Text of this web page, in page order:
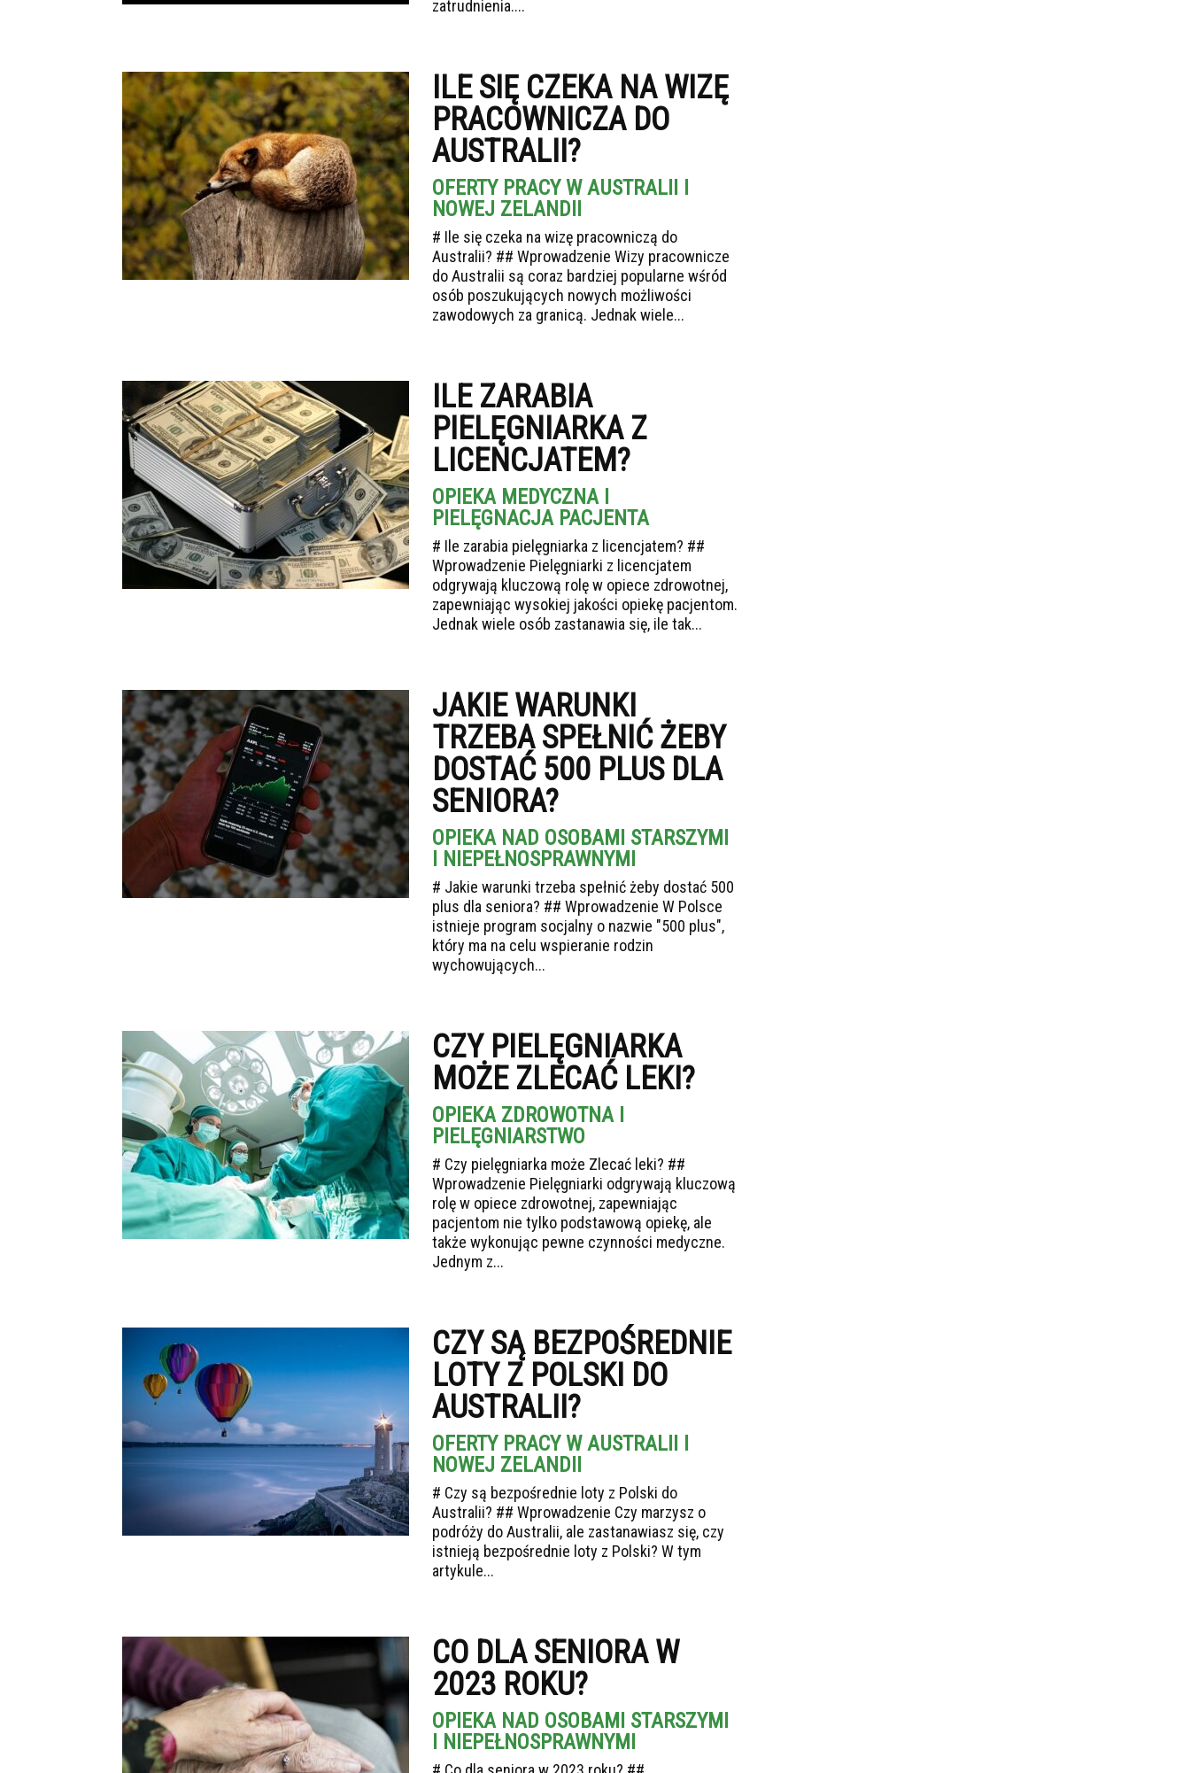
zatrudnienia....
ILE SIĘ CZEKA NA WIZĘ
PRACOWNICZA DO
AUSTRALII?
OFERTY PRACY W AUSTRALII I
NOWEJ ZELANDII
# Ile się czeka na wizę pracowniczą do
Australii? ## Wprowadzenie Wizy pracownicze
do Australii są coraz bardziej popularne wśród
osób poszukujących nowych możliwości
zawodowych za granicą. Jednak wiele...
ILE ZARABIA
PIELĘGNIARKA Z
LICENCJATEM?
OPIEKA MEDYCZNA I
PIELĘGNACJA PACJENTA
# Ile zarabia pielęgniarka z licencjatem? ##
Wprowadzenie Pielęgniarki z licencjatem
odgrywają kluczową rolę w opiece zdrowotnej,
zapewniając wysokiej jakości opiekę pacjentom.
Jednak wiele osób zastanawia się, ile tak...
JAKIE WARUNKI
TRZEBA SPEŁNIĆ ŻEBY
DOSTAĆ 500 PLUS DLA
SENIORA?
OPIEKA NAD OSOBAMI STARSZYMI
I NIEPEŁNOSPRAWNYMI
# Jakie warunki trzeba spełnić żeby dostać 500
plus dla seniora? ## Wprowadzenie W Polsce
istnieje program socjalny o nazwie "500 plus",
który ma na celu wspieranie rodzin
wychowujących...
CZY PIELĘGNIARKA
MOŻE ZLECAĆ LEKI?
OPIEKA ZDROWOTNA I
PIELĘGNIARSTWO
# Czy pielęgniarka może Zlecać leki? ##
Wprowadzenie Pielęgniarki odgrywają kluczową
rolę w opiece zdrowotnej, zapewniając
pacjentom nie tylko podstawową opiekę, ale
także wykonując pewne czynności medyczne.
Jednym z...
CZY SĄ BEZPOŚREDNIE
LOTY Z POLSKI DO
AUSTRALII?
OFERTY PRACY W AUSTRALII I
NOWEJ ZELANDII
# Czy są bezpośrednie loty z Polski do
Australii? ## Wprowadzenie Czy marzysz o
podróży do Australii, ale zastanawiasz się, czy
istnieją bezpośrednie loty z Polski? W tym
artykule...
CO DLA SENIORA W
2023 ROKU?
OPIEKA NAD OSOBAMI STARSZYMI
I NIEPEŁNOSPRAWNYMI